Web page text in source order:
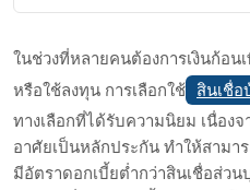
ในช่วงที่หลายคนต้องการเงินก้อน
หรือใช้ลงทุน การเลือกใช้
สินเชื่อ
ทางเลือกที่ได้รับความนิยม เนื่อง
อาศัยเป็นหลักประกัน ทำให้สามา
มีอัตราดอกเบี้ยต่ำกว่าสินเชื่อส่วน